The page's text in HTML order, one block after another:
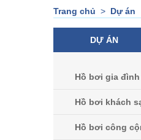
Trang chủ > Dự án
DỰ ÁN
Hồ bơi gia
Hồ bơi khách
Hồ bơi công